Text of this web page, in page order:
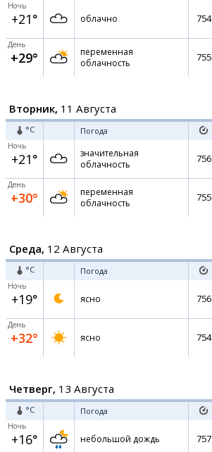
Ночь
+21° облачно 754
День
+29°
переменная
облачность
755
Вторник, 11 Августа
°C Погода
Ночь
+21°
значительная
облачность
756
День
+30°
переменная
облачность
755
Среда, 12 Августа
°C Погода
Ночь
+19° ясно 756
День
+32° ясно 754
Четверг, 13 Августа
°C Погода
Ночь
+16° небольшой дождь 757